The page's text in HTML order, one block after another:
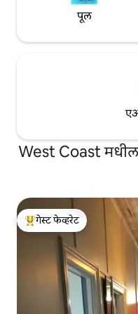
पूल
West Coast
टॉप गेस्ट फेव्हरेट
गेस्ट फेव्हरेट